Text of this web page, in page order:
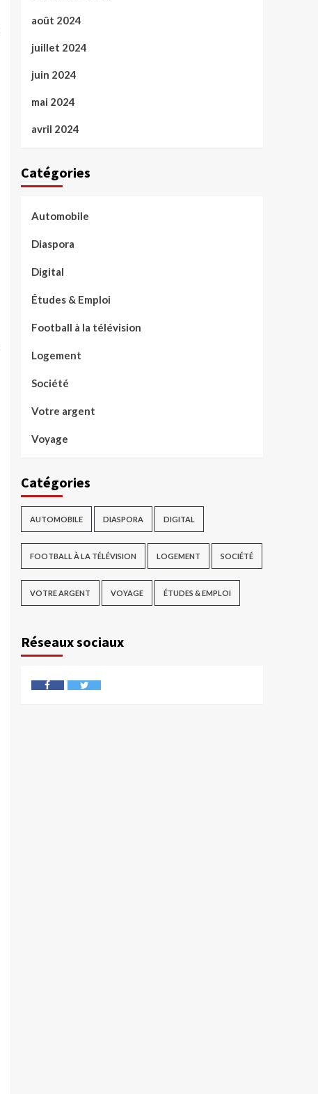
août 2024
juillet 2024
juin 2024
mai 2024
avril 2024
Catégories
Automobile
Diaspora
Digital
Études & Emploi
Football à la télévision
Logement
Société
Votre argent
Voyage
Catégories
AUTOMOBILE DIASPORA DIGITAL
FOOTBALL À LA TÉLÉVISION LOGEMENT SOCIÉTÉ
VOTRE ARGENT VOYAGE ÉTUDES & EMPLOI
Réseaux sociaux